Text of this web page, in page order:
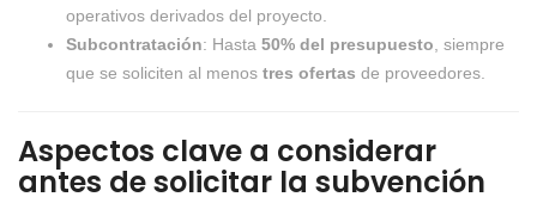
operativos derivados del proyecto.
Subcontratación: Hasta 50% del presupuesto , siempre
que se soliciten al menos tres ofertas de proveedores.
Aspectos clave a considerar
antes de solicitar la subvención